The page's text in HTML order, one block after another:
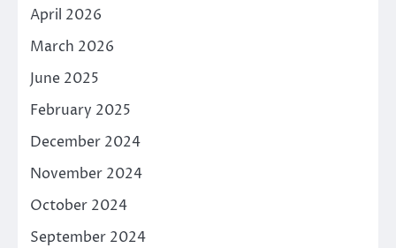
April 2026
March 2026
June 2025
February 2025
December 2024
November 2024
October 2024
September 2024